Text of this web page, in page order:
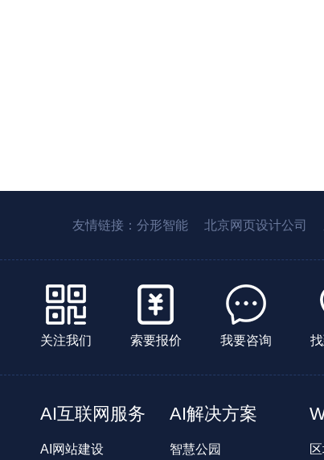
友情链接： 分形智能 北京网页设计公司
关注我们 索要报价 我要咨询
AI互联网服务
AI网站建设
AI解决方案
智慧公园